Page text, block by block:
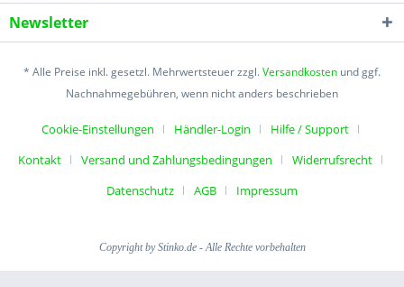
Newsletter
* Alle Preise inkl. gesetzl. Mehrwertsteuer zzgl.Versandkosten und ggf.
Nachnahmegebühren, wenn nicht anders beschrieben
Cookie-Einstellungen Händler-Login
Hilfe / Support
Kontakt
Versand und Zahlungsbedingungen
Widerrufsrecht
Datenschutz
AGB Impressum
Copyright by Stinko.de - Alle Rechte vorbehalten